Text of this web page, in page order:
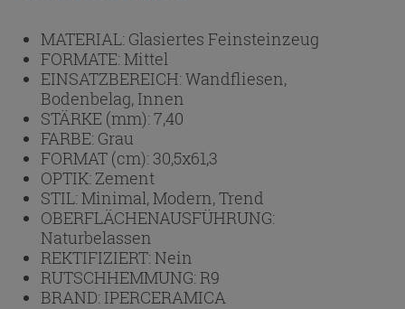
MATERIAL: Glasiertes Feinsteinzeug
FORMATE:Mittel
EINSATZBEREICH:Wandfliesen,
Bodenbelag, Innen
STÄRKE (mm):7,40
FARBE: Grau
FORMAT (cm): 30,5x61,3
OPTIK: Zement
STIL:Minimal, Modern, Trend
OBERFLÄCHENAUSFÜHRUNG:
Naturbelassen
REKTIFIZIERT:Nein
RUTSCHHEMMUNG:R9
BRAND: IPERCERAMICA